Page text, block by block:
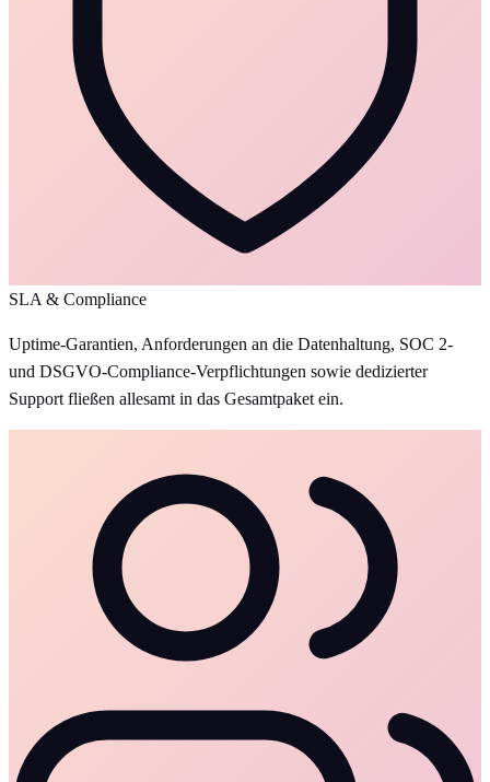
SLA & Compliance
Uptime-Garantien, Anforderungen an die Datenhaltung, SOC 2-
und DSGVO-Compliance-Verpflichtungen sowie dedizierter
Support fließen allesamt in das Gesamtpaket ein.